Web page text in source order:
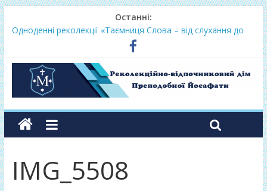
Останні:
Одноденні реколекції «Таємниця Слова – від слухання до
Lectio Divina – єв.Матея 2026
Нове життя в Христі – осінь 2026
Фундамент у вересні 2026
IMG_5508